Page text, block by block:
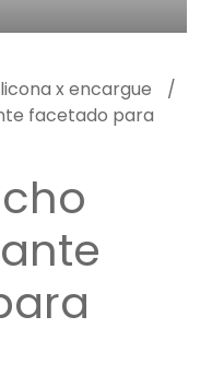
x encargue
facetado para